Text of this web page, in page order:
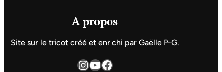
A propos
Site sur le tricot créé et enrichi par Gaëlle P-G.
InstagramYouTube Facebook